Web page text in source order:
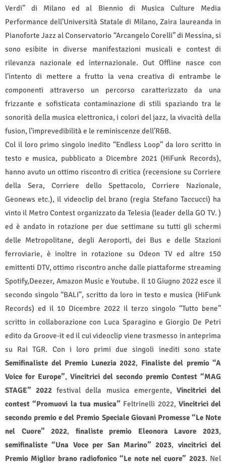
Verdi” di Milano ed al Biennio di Musica Culture Media
Performance dell’Università Statale di Milano, Zaira laureanda in
Pianoforte Jazz al Conservatorio “Arcangelo Corelli” di Messina, si
sono esibite in diverse manifestazioni musicali e contest di
rilevanza nazionale ed internazionale. Out Offline nasce con
l’intento di mettere a frutto la vena creativa di entrambe le
componenti attraverso un percorso caratterizzato da una
frizzante e sofisticata contaminazione di stili spaziando tra le
sonorità della musica elettronica, i colori del jazz, la vivacità della
fusion, l’imprevedibilità e le reminiscenze dell’R&B.
Col il loro primo singolo inedito “Endless Loop” da loro scritto in
testo e musica, pubblicato a Dicembre 2021 (HiFunk Records),
hanno avuto un ottimo riscontro di critica (recensione su Corriere
della Sera, Corriere dello Spettacolo, Corriere Nazionale,
Geonews etc.), il videoclip del brano (regia Stefano Taccucci) ha
vinto il Metro Contest organizzato da Telesia (leader della GO TV. )
ed è andato in rotazione per due settimane su tutti gli schermi
delle Metropolitane, degli Aeroporti, dei Bus e delle Stazioni
ferroviarie, è inoltre in rotazione su Odeon TV ed altre 150
emittenti DTV, ottimo riscontro anche dalle piattaforme streaming
Spotify,Deezer, Amazon Music e Youtube. Il 10 Giugno 2022 esce il
secondo singolo “BALI”, scritto da loro in testo e musica (HiFunk
Records) ed il 10 Dicembre 2022 il terzo singolo “Tutto bene”
scritto in collaborazione con Luca Sparagino e Giorgio De Petri
edito da Groove-it ed il cui videoclip viene trasmesso in anteprima
su Rai TGR. Con i loro primi due singoli inediti sono state
Semifinaliste del Premio Lunezia 2022, Finaliste del premio “A
Voice for Europe”, Vincitrici del secondo premio Contest “MAG
STAGE” 2022 festival della musica emergente, Vincitrici del
contest “Promuovi la tua musica” Feltrinelli 2022, Vincitrici del
secondo premio e del Premio Speciale Giovani Promesse “Le Note
nel Cuore”
2022, finaliste premio Eleonora Lavore 2023,
semifinaliste “Una Voce per San Marino” 2023, vincitrici del
Premio Miglior brano radiofonico “Le note nel cuore” 2023. Nel